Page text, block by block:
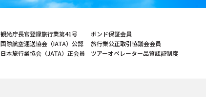
観光庁長官登録旅行業第41号
国際航空運送協会（IATA）公認
日本旅行業協会（JATA）正会員
ボンド保証会員
旅行業公正取引協議会会員
ツアーオペレーター品質認証制度